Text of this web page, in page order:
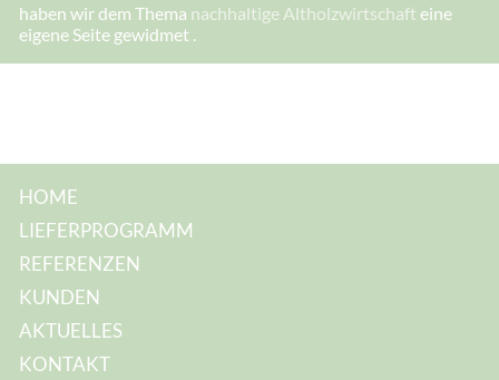
*
haben wir dem Thema nachhaltige Altholzwirtschaft eine
eigene Seite gewidmet .
HOME
LIEFERPROGRAMM
REFERENZEN
KUNDEN
AKTUELLES
KONTAKT